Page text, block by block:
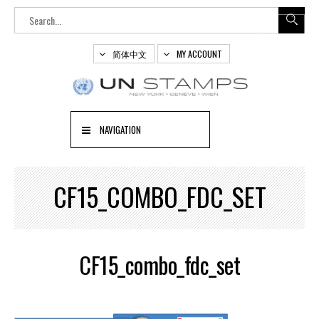
简体中文 MY ACCOUNT
NAVIGATION
CF15_COMBO_FDC_SET
CF15_combo_fdc_set